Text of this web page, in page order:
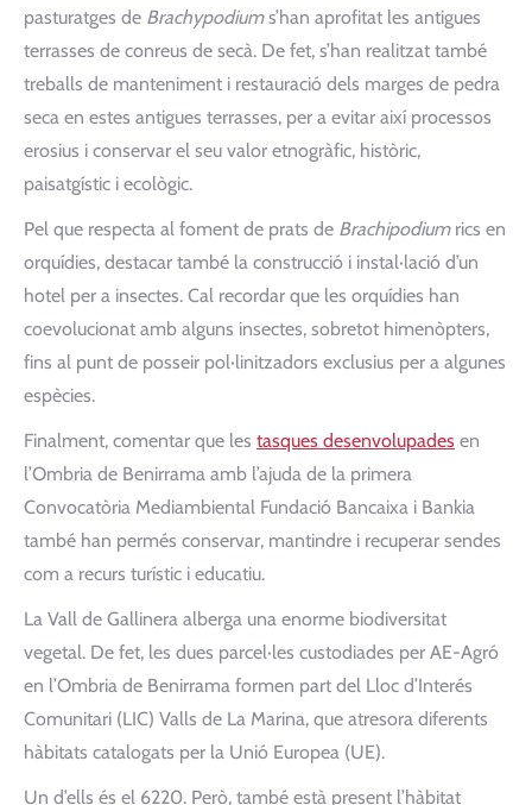
pasturatges de Brachypodiums’han aprofitat les antigues
terrasses de conreus de secà. De fet, s’han realitzat també
treballs de manteniment i restauració dels marges de pedra
seca en estes antigues terrasses, per a evitar així processos
erosius i conservar el seu valor etnogràfic, històric,
paisatgístic i ecològic.
Pel que respecta al foment de prats de Brachipodiumrics en
orquídies, destacar també la construcció i instal·lació d’un
hotel per a insectes. Cal recordar que les orquídies han
coevolucionat amb alguns insectes, sobretot himenòpters,
fins al punt de posseir pol·linitzadors exclusius per a algunes
espècies.
Finalment, comentar que les tasques desenvolupades en
l’Ombria de Benirrama amb l’ajuda de la primera
Convocatòria Mediambiental Fundació Bancaixa i Bankia
també han permés conservar, mantindre i recuperar sendes
com a recurs turístic i educatiu.
La Vall de Gallinera alberga una enorme biodiversitat
vegetal. De fet, les dues parcel·les custodiades per AE-Agró
en l’Ombria de Benirrama formen part del Lloc d’Interés
Comunitari (LIC) Valls de La Marina, que atresora diferents
hàbitats catalogats per la Unió Europea (UE).
Un d’ells és el 6220. Però, també està present l’hàbitat